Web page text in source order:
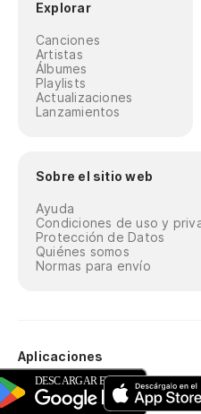
Explorar
Canciones
Artistas
Álbumes
Playlists
Actualizaciones
Lanzamientos
Sobre el sitio web
Ayuda
Condiciones de uso y
Protección de Datos
Quiénes somos
Normas para envío
Aplicaciones